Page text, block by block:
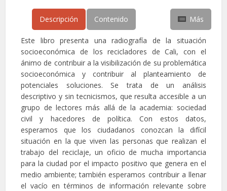
Más
Descripción Contenido
Este libro presenta una radiografía de la situación
socioeconómica de los recicladores de Cali, con el
ánimo de contribuir a la visibilización de su problemática
socioeconómica y contribuir al planteamiento de
potenciales soluciones. Se trata de un análisis
descriptivo y sin tecnicismos, que resulta accesible a un
grupo de lectores más allá de la academia: sociedad
civil y hacedores de política. Con estos datos,
esperamos que los ciudadanos conozcan la difícil
situación en la que viven las personas que realizan el
trabajo del reciclaje, un oficio de mucha importancia
para la ciudad por el impacto positivo que genera en el
medio ambiente; también esperamos contribuir a llenar
el vacío en términos de información relevante sobre